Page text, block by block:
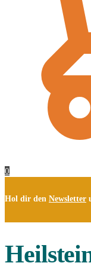
0
Hol dir den Newsletter